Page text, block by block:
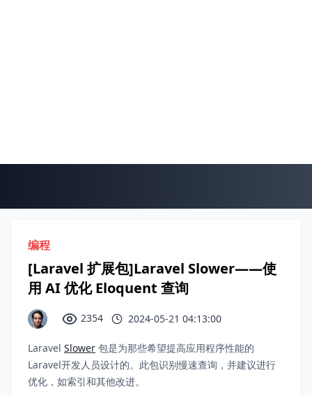
编程
[Laravel 扩展包]Laravel Slower——使
用 AI 优化 Eloquent 查询
2354 2024-05-21 04:13:00
Laravel Slower 包是为那些希望提高应用程序性能的
Laravel开发人员设计的。此包识别慢速查询，并建议进行
优化，如索引和其他改进。